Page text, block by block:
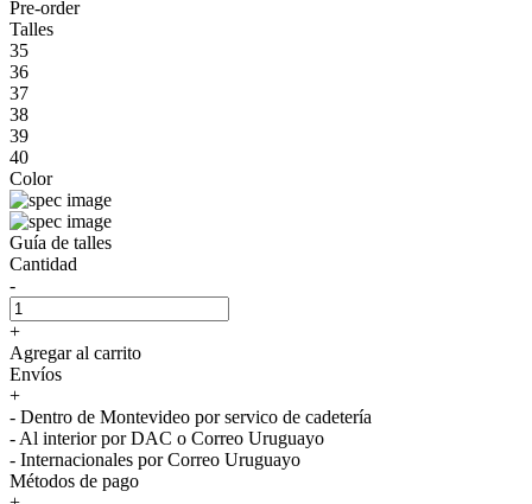
Pre-order
Talles
35
36
37
38
39
40
Color
Guía de talles
Cantidad
-
+
Agregar al carrito
Envíos
+
- Dentro de Montevideo por servico de cadetería
- Al interior por DAC o Correo Uruguayo
- Internacionales por Correo Uruguayo
Métodos de pago